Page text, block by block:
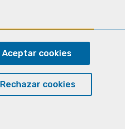
Aceptar cookies
Rechazar cookies